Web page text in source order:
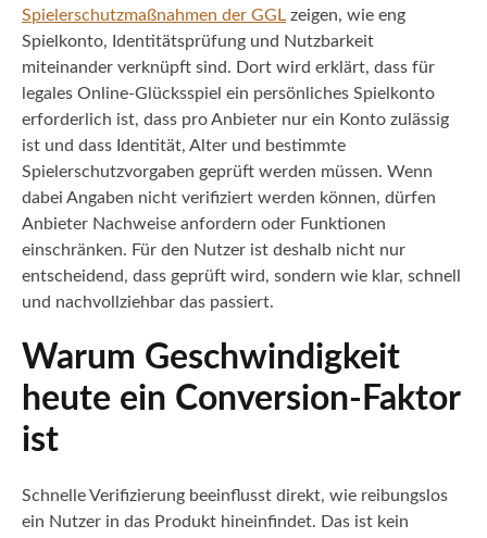
Spielerschutzmaßnahmen der GGL zeigen, wie eng
Spielkonto, Identitätsprüfung und Nutzbarkeit
miteinander verknüpft sind. Dort wird erklärt, dass für
legales Online-Glücksspiel ein persönliches Spielkonto
erforderlich ist, dass pro Anbieter nur ein Konto zulässig
ist und dass Identität, Alter und bestimmte
Spielerschutzvorgaben geprüft werden müssen. Wenn
dabei Angaben nicht verifiziert werden können, dürfen
Anbieter Nachweise anfordern oder Funktionen
einschränken. Für den Nutzer ist deshalb nicht nur
entscheidend, dass geprüft wird, sondern wie klar, schnell
und nachvollziehbar das passiert.
Warum Geschwindigkeit
heute ein Conversion-Faktor
ist
Schnelle Verifizierung beeinflusst direkt, wie reibungslos
ein Nutzer in das Produkt hineinfindet. Das ist kein